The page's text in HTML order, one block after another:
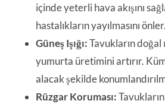
içinde yeterli hava akışını
hastalıkların yayılmasını önler.
Güneş Işığı:Tavukların doğal
yumurta üretimini artırır.
alacak şekilde
Rüzgar Koruması: